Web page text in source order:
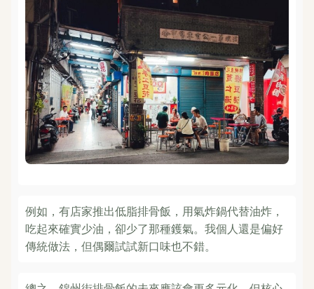
例如，有店家推出低脂排骨飯，用氣炸鍋代替油炸，
吃起來確實少油，卻少了那種鑊氣。我個人還是偏好
傳統做法，但偶爾試試新口味也不錯。